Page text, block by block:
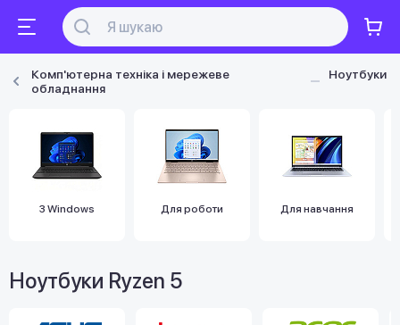
Комп'ютерна техніка і мережеве
обладнання
Ноутбуки
З Windows Для роботи Для навчання
Ноутбуки Ryzen 5